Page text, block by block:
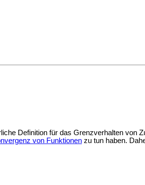
Definition für das Grenzverhalten von
von Funktionenzu tun haben.